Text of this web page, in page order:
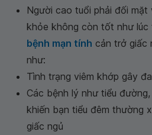
Người cao tuổi phải đối mặt
khỏe không còn tốt như lúc
bệnh mạn tính cản trở giấc
như:
Tình trạng viêm khớp gây
Các bệnh lý như tiểu
khiến bạn tiểu đêm thường
giấc ngủ